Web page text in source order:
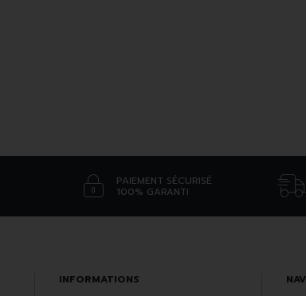
PAIEMENT SÉCURISÉ
100% GARANTI
INFORMATIONS